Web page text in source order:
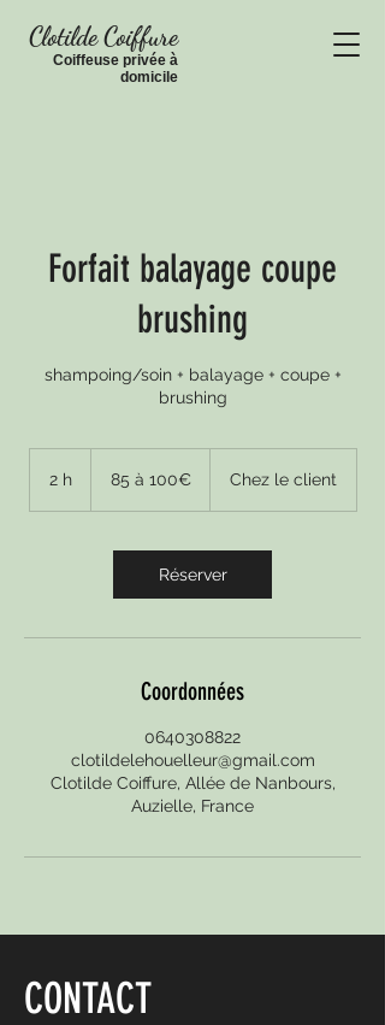
Clotilde Coiffure
Coiffeuse privée à
domicile
Forfait balayage coupe
brushing
shampoing/soin + balayage + coupe +
brushing
2 h2
100€85 à 100€ Chez le client
Réserver
Coordonnées
0640308822
clotildelehouelleur@gmail.com
Clotilde Coiffure, Allée de Nanbours,
Auzielle, France
CONTACT